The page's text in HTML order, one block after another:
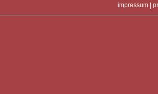
impressum